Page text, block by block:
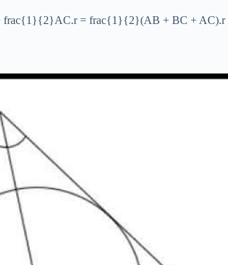
= frac{1}{2}(AB + BC + AC).r